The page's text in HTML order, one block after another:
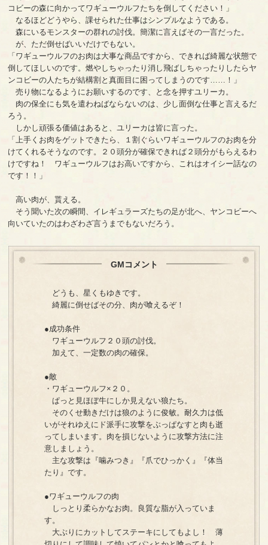
コビーの森に向かってワギューウルフたちを倒してください！」
なるほどどうやら、課せられた仕事はシンプルなようである。
森にいるモンスターの群れの討伐。簡潔に言えばその一言だった。
が、ただ倒せばいいだけでもない。
「ワギューウルフのお肉は大事な商品ですから、できれば綺麗な状態で
倒してほしいのです。燃やしちゃったり消し飛ばしちゃったりしたらヤ
ンコビーの人たちが結構割と真面目に困ってしまうのです……！」
売り物になるようにお願いするのです、と念を押すユリーカ。
肉の保全にも気を遣わねばならないのは、少し面倒な仕事と言えるだ
ろう。
しかし頑張る価値はあると、ユリーカは皆に言った。
「上手くお肉をゲットできたら、１割ぐらいワギューウルフのお肉を分
けてくれるそうなのです。２０頭分が確保できれば２頭分がもらえるわ
けですね！ ワギューウルフはお高いですから、これはオイシー話なの
です！！」
高い肉が、貰える。
そう聞いた次の瞬間、イレギュラーズたちの足が北へ、ヤンコビーへ
向いていたのはわざわざ言うまでもないだろう。
GMコメント
どうも、星くもゆきです。
綺麗に倒せばその分、肉が喰えるぞ！
●成功条件
ワギューウルフ２０頭の討伐。
加えて、一定数の肉の確保。
●敵
・ワギューウルフ×２０。
ぱっと見ほぼ牛にしか見えない狼たち。
そのくせ動きだけは狼のように俊敏。耐久力は低
いがそれゆえにド派手に攻撃をぶっぱなすと肉も逝
ってしまいます。肉を損じないように攻撃方法に注
意しましょう。
主な攻撃は『噛みつき』『爪でひっかく』『体当
たり』です。
●ワギューウルフの肉
しっとり柔らかなお肉。良質な脂が入っていま
す。
大ぶりにカットしてステーキにしてもよし！ 薄